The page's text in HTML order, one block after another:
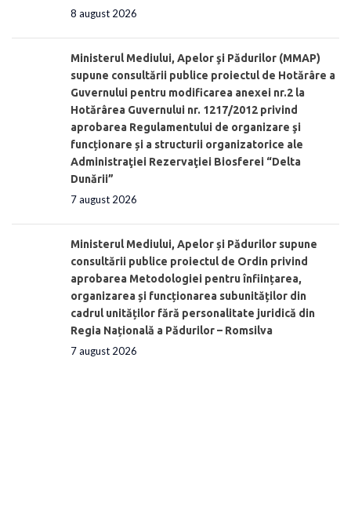
8 august 2026
Ministerul Mediului, Apelor şi Pădurilor (MMAP)
supune consultării publice proiectul de Hotărâre a
Guvernului pentru modificarea anexei nr.2 la
Hotărârea Guvernului nr. 1217/2012 privind
aprobarea Regulamentului de organizare şi
funcționare și a structurii organizatorice ale
Administraţiei Rezervaţiei Biosferei “Delta
Dunării”
7 august 2026
Ministerul Mediului, Apelor și Pădurilor supune
consultării publice proiectul de Ordin privind
aprobarea Metodologiei pentru înființarea,
organizarea și funcționarea subunităților din
cadrul unităților fără personalitate juridică din
Regia Națională a Pădurilor – Romsilva
7 august 2026